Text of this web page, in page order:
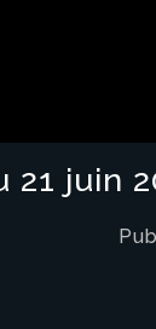
21 juin